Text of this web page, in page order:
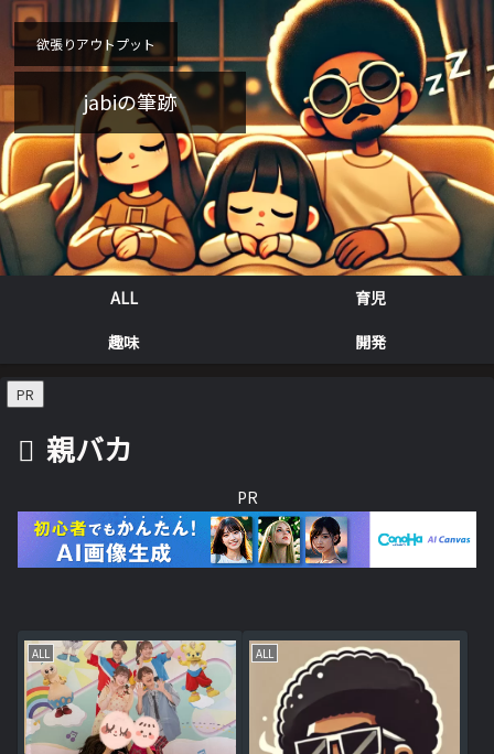
欲張りアウトプット
jabiの筆跡
ALL
育児
趣味
開発
PR
親バカ
PR
ALL ALL